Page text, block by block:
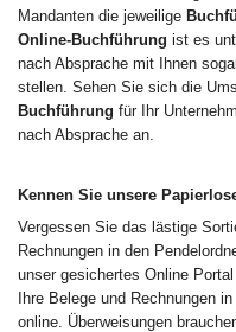
Mandanten die jeweilige
Online-Buchführung ist es
nach Absprache mit Ihnen
stellen. Sehen Sie sich die
Buchführung für Ihr
nach Absprache an.
Kennen Sie unsere
Vergessen Sie das lästige
Rechnungen in den
unser gesichertes Online
Ihre Belege und Rechnungen
online. Überweisungen